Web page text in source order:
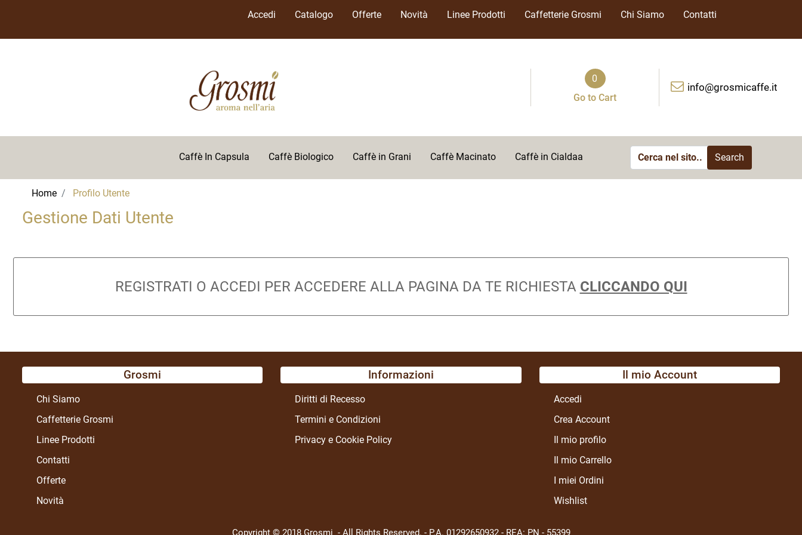
Accedi Catalogo Offerte Novità Linee Prodotti Caffetterie Grosmi Chi Siamo Contatti
0
Go to Cart
info@grosmicaffe.it
Caffè In Capsula Caffè Biologico Caffè in Grani Caffè Macinato Caffè in Cialdaa
Home Profilo Utente
Gestione Dati Utente
REGISTRATI O ACCEDI PER ACCEDERE ALLA PAGINA DA TE RICHIESTA CLICCANDO QUI
Grosmi
Chi Siamo
Caffetterie Grosmi
Linee Prodotti
Contatti
Offerte
Novità
Informazioni
Diritti di Recesso
Termini e Condizioni
Privacy e Cookie Policy
Il mio Account
Accedi
Crea Account
Il mio profilo
Il mio Carrello
I miei Ordini
Wishlist
Copyright © 2018 Grosmi - All Rights Reserved. - P.A. 01292650932 - REA: PN - 55399